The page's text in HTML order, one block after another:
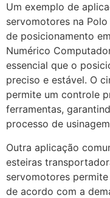
Um exemplo de
servomotores na
de posicionamento
Numérico
essencial que o
preciso e estável. O
permite um controle
ferramentas,
processo de
Outra aplicação
esteiras
servomotores
de acordo com a